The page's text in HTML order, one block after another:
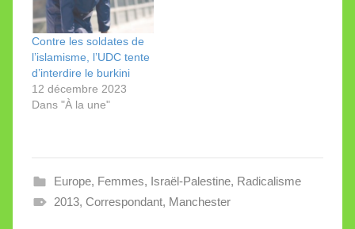
Contre les soldates de
l’islamisme, l’UDC tente
d’interdire le burkini
12 décembre 2023
Dans "À la une"
Europe, Femmes, Israël-Palestine, Radicalisme
2013, Correspondant, Manchester